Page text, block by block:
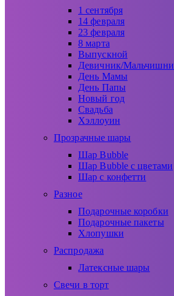
1 сентября
14 февраля
23 февраля
8 марта
Выпускной
Девичник/
День Мамы
День Папы
Новый год
Свадьба
Хэллоуин
Прозрачные шары
Шар Bubble
Шар Bubble с цветами
Шар с конфетти
Разное
Подарочные коробки
Подарочные пакеты
Хлопушки
Распродажа
Латексные шары
Свечи в торт